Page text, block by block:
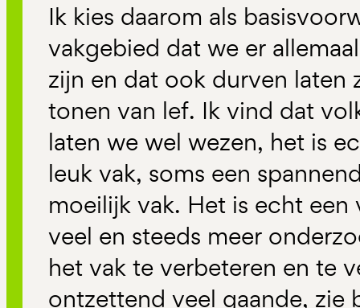
Ik kies daarom als
vakgebied dat we er
zijn en dat ook durven laten
tonen van lef. Ik vind dat
laten we wel wezen, het is
leuk vak, soms een
moeilijk vak. Het is echt een
veel en steeds meer
het vak te verbeteren en te
ontzettend veel gaande,